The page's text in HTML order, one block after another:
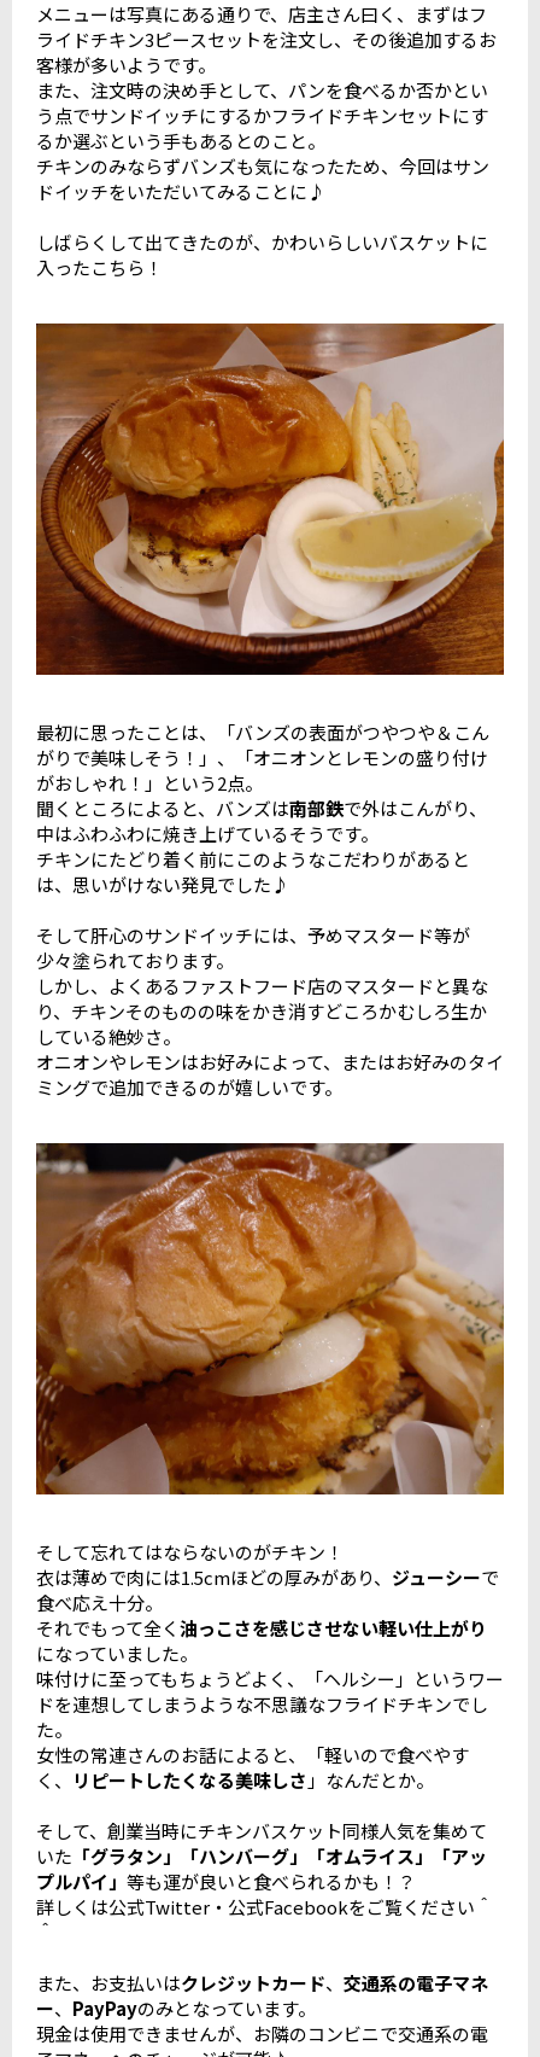
メニューは写真にある通りで、店主さん曰く、まずはフ
ライドチキン3ピースセットを注文し、その後追加するお
客様が多いようです。
また、注文時の決め手として、パンを食べるか否かとい
う点でサンドイッチにするかフライドチキンセットにす
るか選ぶという手もあるとのこと。
チキンのみならずバンズも気になったため、今回はサン
ドイッチをいただいてみることに♪
しばらくして出てきたのが、かわいらしいバスケットに
入ったこちら！
最初に思ったことは、「バンズの表面がつやつや＆こん
がりで美味しそう！」、「オニオンとレモンの盛り付け
がおしゃれ！」という2点。
聞くところによると、バンズは南部鉄で外はこんがり、
中はふわふわに焼き上げているそうです。
チキンにたどり着く前にこのようなこだわりがあると
は、思いがけない発見でした♪
そして肝心のサンドイッチには、予めマスタード等が
少々塗られております。
しかし、よくあるファストフード店のマスタードと異な
り、チキンそのものの味をかき消すどころかむしろ生か
している絶妙さ。
オニオンやレモンはお好みによって、またはお好みのタイ
ミングで追加できるのが嬉しいです。
そして忘れてはならないのがチキン！
衣は薄めで肉には1.5cmほどの厚みがあり、 ジューシーで
食べ応え十分。
それでもって全く油っこさを感じさせない軽い仕上がり
になっていました。
味付けに至ってもちょうどよく、「ヘルシー」というワー
ドを連想してしまうような不思議なフライドチキンでし
た。
女性の常連さんのお話によると、「軽いので食べやす
く、
リピートしたくなる美味しさ 」なんだとか。
そして、創業当時にチキンバスケット同様人気を集めて
いた 「グラタン」「ハンバーグ」「オムライス」「アッ
プルパイ」 等も運が良いと食べられるかも！？
詳しくは公式Twitter・公式Facebookをご覧ください＾
＾
また、お支払いはクレジットカード、 交通系の電子マネ
ー、 PayPayのみとなっています。
現金は使用できませんが、お隣のコンビニで交通系の電